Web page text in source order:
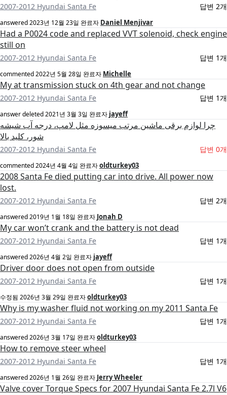
2007-2012 Hyundai Santa Fe 답변 2개
answered2023년 12월 23일 완료자 Daniel Menjivar
Had a P0024 code and replaced VVT solenoid, check engine
still on
2007-2012 Hyundai Santa Fe 답변 1개
commented2022년 5월 28일 완료자 Michelle
My at transmission stuck on 4th gear and not change
2007-2012 Hyundai Santa Fe 답변 1개
answer deleted2021년 3월 3일 완료자 jayeff
چرا لوازم برقی ماشین مرتب میسوزه مثل لامپ، درجه آب شیشه
شور، کلید بالا
2007-2012 Hyundai Santa Fe 답변 0개
commented2024년 4월 4일 완료자oldturkey03
2008 Santa Fe died putting car into drive. All power now
lost.
2007-2012 Hyundai Santa Fe 답변 2개
answered2019년 1월 18일 완료자 Jonah D
My car won’t crank and the battery is not dead
2007-2012 Hyundai Santa Fe 답변 1개
answered2026년 4월 2일 완료자 jayeff
Driver door does not open from outside
2007-2012 Hyundai Santa Fe 답변 1개
수정됨 2026년 3월 29일 완료자oldturkey03
Why is my washer fluid not working on my 2011 Santa Fe
2007-2012 Hyundai Santa Fe 답변 1개
answered2026년 3월 17일 완료자oldturkey03
How to remove steer wheel
2007-2012 Hyundai Santa Fe 답변 1개
answered2026년 1월 26일 완료자 Jerry Wheeler
Valve cover Torque Specs for 2007 Hyundai Santa Fe 2.7l V6